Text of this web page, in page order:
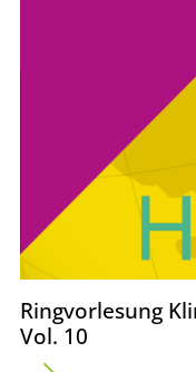
Ringvorlesung
Vol. 10